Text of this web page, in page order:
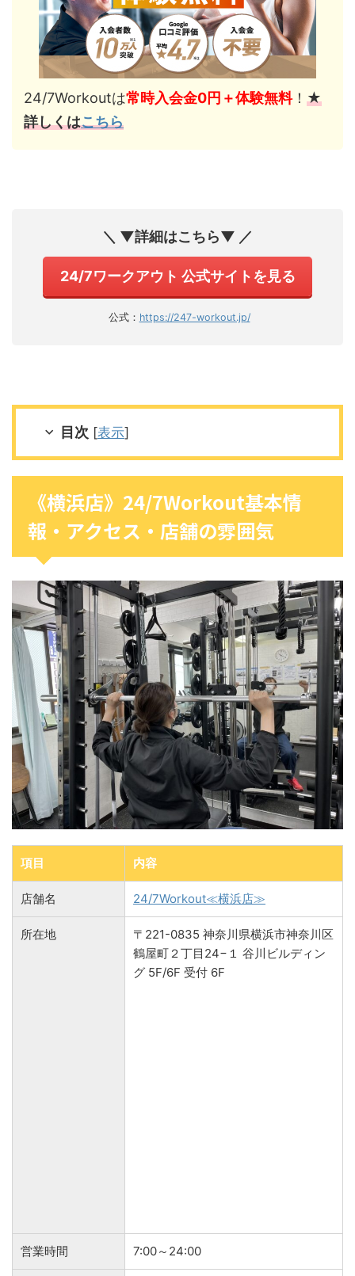
24/7Workoutは常時入会金0円＋体験無料！ ★
詳しくはこちら
＼ ▼詳細はこちら▼ ／
24/7ワークアウト 公式サイトを見る
公式： https://247-workout.jp/
目次 [表示]
《横浜店》24/7Workout基本情
報・アクセス・店舗の雰囲気
項目 内容
店舗名 24/7Workout≪横浜店≫
所在地
〒221-0835 神奈川県横浜市神奈川区
鶴屋町２丁目24−１ 谷川ビルディン
グ 5F/6F 受付 6F
営業時間 7:00～24:00